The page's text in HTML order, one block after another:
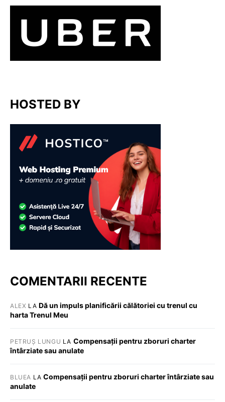
HOSTED BY
COMENTARII RECENTE
ALEX LA Dă un impuls planificării călătoriei cu trenul cu
harta Trenul Meu
PETRUȘ LUNGU LA Compensații pentru zboruri charter
întârziate sau anulate
BLUEA LACompensații pentru zboruri charter întârziate sau
anulate